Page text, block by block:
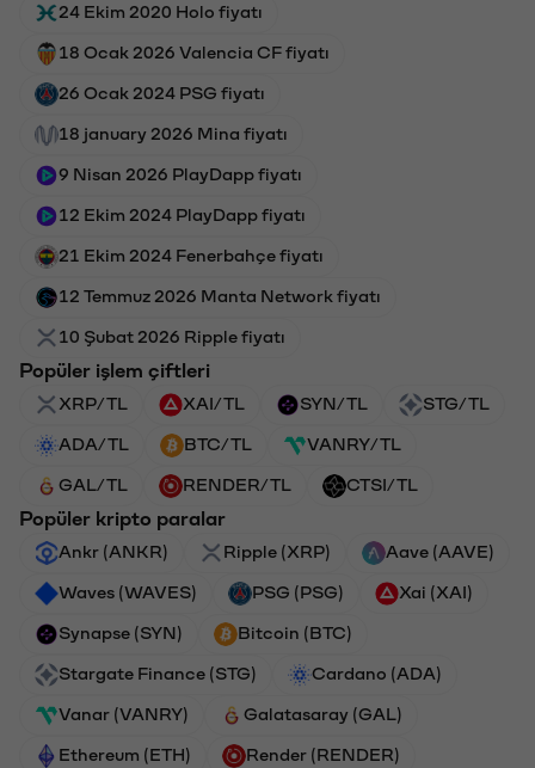
24 Ekim 2020 Holo fiyatı
18 Ocak 2026 Valencia CF fiyatı
26 Ocak 2024 PSG fiyatı
18 january 2026 Mina fiyatı
9 Nisan 2026 PlayDapp fiyatı
12 Ekim 2024 PlayDapp fiyatı
21 Ekim 2024 Fenerbahçe fiyatı
12 Temmuz 2026 Manta Network fiyatı
10 Şubat 2026 Ripple fiyatı
Popüler işlem çiftleri
XRP/TL XAI/TL SYN/TL STG/TL
ADA/TL BTC/TL VANRY/TL
GAL/TL RENDER/TL CTSI/TL
Popüler kripto paralar
Ankr (ANKR) Ripple (XRP) Aave (AAVE)
Waves (WAVES) PSG (PSG) Xai (XAI)
Synapse (SYN) Bitcoin (BTC)
Stargate Finance (STG) Cardano (ADA)
Vanar (VANRY) Galatasaray (GAL)
Ethereum (ETH) Render (RENDER)